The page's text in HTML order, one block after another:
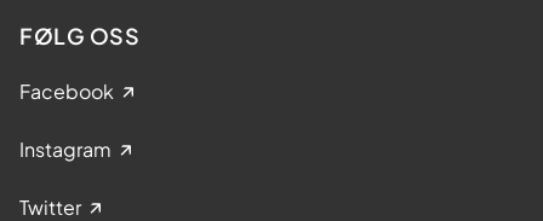
FØLG OSS
Facebook
Instagram
Twitter